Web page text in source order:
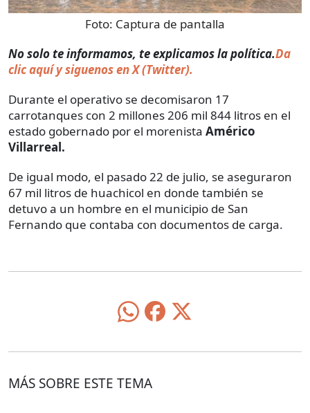
Foto: Captura de pantalla
No solo te informamos, te explicamos la política.Da
clic aquí y siguenos en X (Twitter).
Durante el operativo se decomisaron 17
carrotanques con 2 millones 206 mil 844 litros en el
estado gobernado por el morenista Américo
Villarreal.
De igual modo, el pasado 22 de julio, se aseguraron
67 mil litros de huachicol en donde también se
detuvo a un hombre en el municipio de San
Fernando que contaba con documentos de carga.
MÁS SOBRE ESTE TEMA